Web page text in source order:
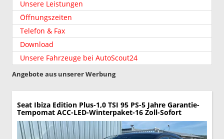
Unsere Leistungen
Öffnungszeiten
Telefon & Fax
Download
Unsere Fahrzeuge bei AutoScout24
Angebote aus unserer Werbung
Seat Ibiza Edition Plus-1,0 TSI 95 PS-5 Jahre Garantie-
Tempomat ACC-LED-Winterpaket-16 Zoll-Sofort